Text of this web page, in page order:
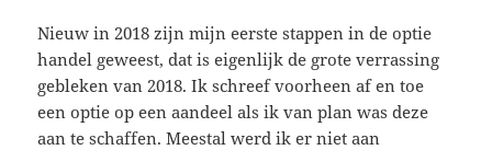
Nieuw in 2018 zijn mijn eerste stappen in de optie
handel geweest, dat is eigenlijk de grote verrassing
gebleken van 2018. Ik schreef voorheen af en toe
een optie op een aandeel als ik van plan was deze
aan te schaffen. Meestal werd ik er niet aan